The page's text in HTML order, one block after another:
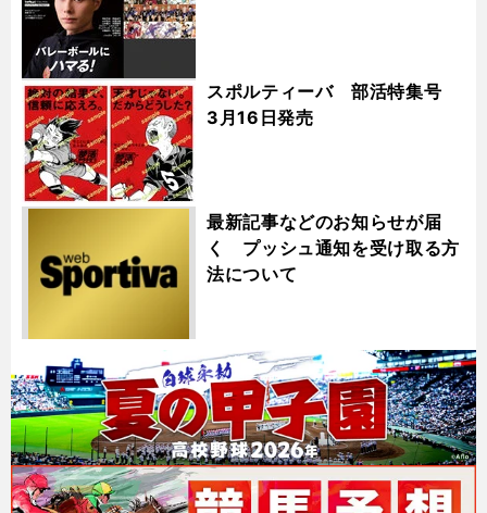
スポルティーバ 部活特集号
3月16日発売
最新記事などのお知らせが届
く プッシュ通知を受け取る方
法について